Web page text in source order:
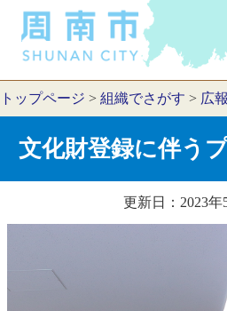
トップページ > 組織でさがす > 広
文化財登録に伴う
更新日：2023年